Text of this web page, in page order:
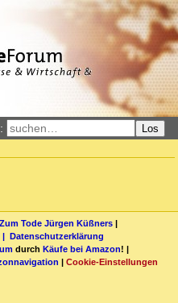
Los
Zum Tode Jürgen Küßners |
| Datenschutzerklärung
durch Käufe bei Amazon! |
| Cookie-Einstellungen